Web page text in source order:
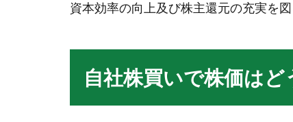
資本効率の向上及び株主還元の充実を図
自社株買いで株価はど